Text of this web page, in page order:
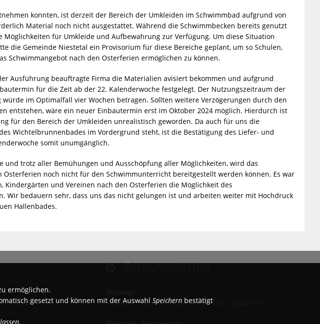
konnten, ist derzeit der Bereich der Umkleiden im Schwimmbad aufgrund von
Material noch nicht ausgestattet. Während die Schwimmbecken bereits genutzt
Möglichkeiten für Umkleide und Aufbewahrung zur Verfügung. Um diese Situation
die Gemeinde Niestetal ein Provisorium für diese Bereiche geplant, um so Schulen,
Schwimmangebot nach den Osterferien ermöglichen zu können.
Ausführung beauftragte Firma die Materialien avisiert bekommen und aufgrund
für die Zeit ab der 22. Kalenderwoche festgelegt. Der Nutzungszeitraum der
im Optimalfall vier Wochen betragen. Sollten weitere Verzögerungen durch den
entstehen, wäre ein neuer Einbautermin erst im Oktober 2024 möglich. Hierdurch ist
für den Bereich der Umkleiden unrealistisch geworden. Da auch für uns die
Wichtelbrunnenbades im Vordergrund steht, ist die Bestätigung des Liefer- und
somit unumgänglich.
und trotz aller Bemühungen und Ausschöpfung aller Möglichkeiten, wird das
noch nicht für den Schwimmunterricht bereitgestellt werden können. Es war
Kindergärten und Vereinen nach den Osterferien die Möglichkeit des
Wir bedauern sehr, dass uns das nicht gelungen ist und arbeiten weiter mit Hochdruck
Hallenbades.
Niestetal
ÖFFNUNGSZEITEN
08:30 Uhr - 12:00 Uhr und 14:00 Uhr - 18:00 Uhr
ermöglichen.
gesetzt und können mit der Auswahl Speichern bestätigt